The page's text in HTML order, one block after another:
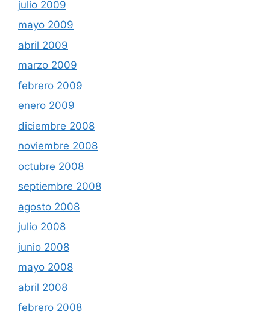
julio 2009
mayo 2009
abril 2009
marzo 2009
febrero 2009
enero 2009
diciembre 2008
noviembre 2008
octubre 2008
septiembre 2008
agosto 2008
julio 2008
junio 2008
mayo 2008
abril 2008
febrero 2008